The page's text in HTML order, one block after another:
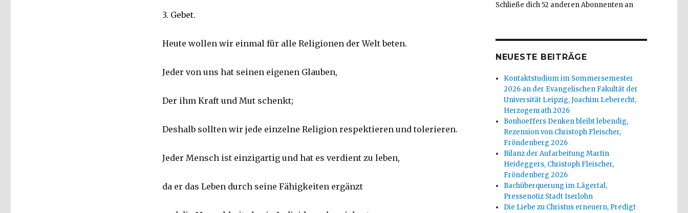
3. Gebet.
Heute wollen wir einmal für alle Religionen der Welt beten.
Jeder von uns hat seinen eigenen Glauben,
Der ihm Kraft und Mut schenkt;
Deshalb sollten wir jede einzelne Religion respektieren und tolerieren.
Jeder Mensch ist einzigartig und hat es verdient zu leben,
da er das Leben durch seine Fähigkeiten ergänzt
Schließe dich 52 anderen Abonnenten an
NEUESTE BEITRÄGE
Kontaktstudium im Sommersemester
2026 an der Evangelischen Fakultät der
Universität Leipzig, Joachim Leberecht,
Herzogenrath 2026
Bonhoeffers Denken bleibt lebendig,
Rezension von Christoph Fleischer,
Fröndenberg 2026
Bilanz der Aufarbeitung Martin
Heideggers, Christoph Fleischer,
Fröndenberg 2026
Bachüberquerung im Lägertal,
Pressenotiz Stadt Iserlohn
Die Liebe zu Christus erneuern, Predigt